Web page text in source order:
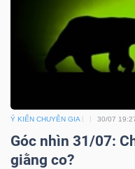
Ý KIẾN CHUYÊN GIA 30/07
Góc nhìn 31/07:
giằng co?